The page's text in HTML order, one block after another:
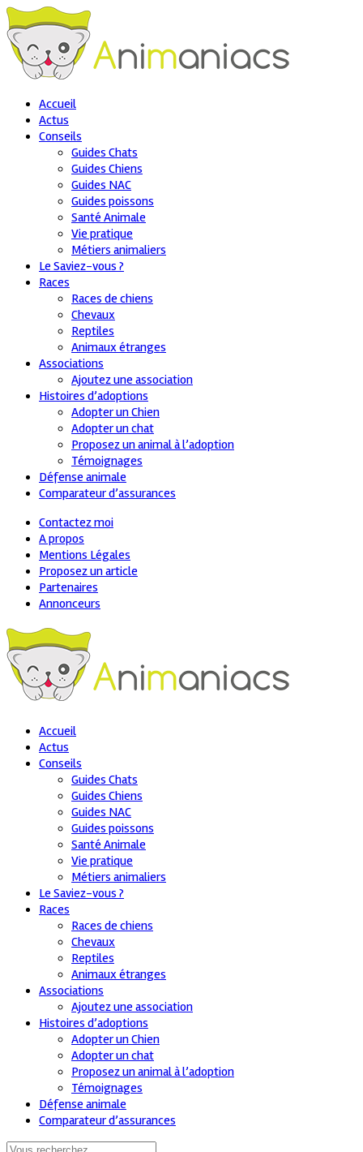
Accueil
Actus
Conseils
Guides Chats
Guides Chiens
Guides NAC
Guides poissons
Santé Animale
Vie pratique
Métiers animaliers
Le Saviez-vous ?
Races
Races de chiens
Chevaux
Reptiles
Animaux étranges
Associations
Ajoutez une association
Histoires d’adoptions
Adopter un Chien
Adopter un chat
Proposez un animal à l’adoption
Témoignages
Défense animale
Comparateur d’assurances
Contactez moi
A propos
Mentions Légales
Proposez un article
Partenaires
Annonceurs
Accueil
Actus
Conseils
Guides Chats
Guides Chiens
Guides NAC
Guides poissons
Santé Animale
Vie pratique
Métiers animaliers
Le Saviez-vous ?
Races
Races de chiens
Chevaux
Reptiles
Animaux étranges
Associations
Ajoutez une association
Histoires d’adoptions
Adopter un Chien
Adopter un chat
Proposez un animal à l’adoption
Témoignages
Défense animale
Comparateur d’assurances